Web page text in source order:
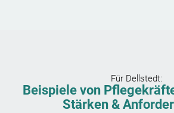
Für Dellstedt:
Beispiele von
Stärken &